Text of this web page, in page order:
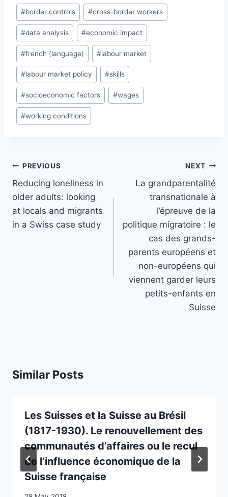
#border controls #cross-border workers
#data analysis #economic impact
#french (language) #labour market
#labour market policy #skills
#socioeconomic factors #wages
#working conditions
Post
navigation
PREVIOUS
Reducing loneliness in
older adults: looking
at locals and migrants
in a Swiss case study
NEXT
La grandparentalité
transnationale à
l’épreuve de la
politique migratoire : le
cas des grands-
parents européens et
non-européens qui
viennent garder leurs
petits-enfants en
Suisse
Similar Posts
Les Suisses et la Suisse au Brésil
(1817-1930). Le renouvellement des
communautés d’affaires ou le recul
de l’influence économique de la
Suisse française